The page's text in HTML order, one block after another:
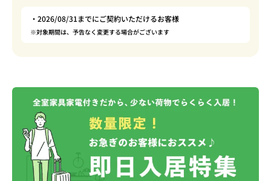
・2026/08/31までにご契約いただけるお客様
※対象期間は、予告なく変更する場合がございます